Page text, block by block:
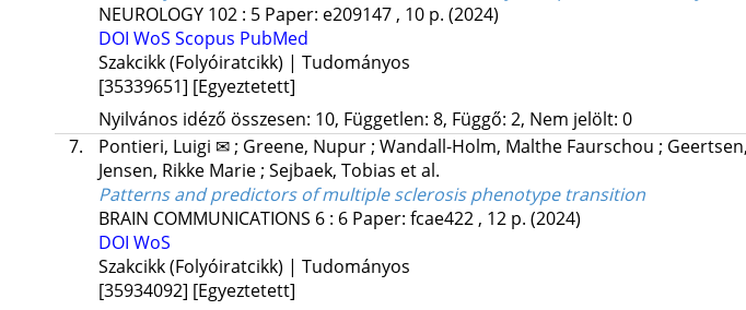
NEUROLOGY 102: 5 Paper: e209147 , 10 p. (2024)
DOI WoS Scopus PubMed
Szakcikk (Folyóiratcikk) | Tudományos
[35339651] [Egyeztetett]
Nyilvános idéző összesen: 10, Független: 8, Függő: 2, Nem jelölt: 0
7.
Pontieri, Luigi ✉; Greene, Nupur; Wandall-Holm, Malthe Faurschou ;
Jensen, Rikke Marie; Sejbaek, Tobias et al.
Patterns and predictors of multiple sclerosis phenotype transition
BRAIN COMMUNICATIONS 6: 6 Paper: fcae422 , 12 p. (2024)
DOI WoS
Szakcikk (Folyóiratcikk) | Tudományos
[35934092] [Egyeztetett]